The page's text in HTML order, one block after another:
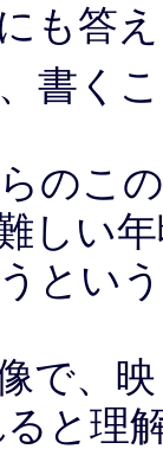
も答
書く
のこ
しい
とい
で、
と理